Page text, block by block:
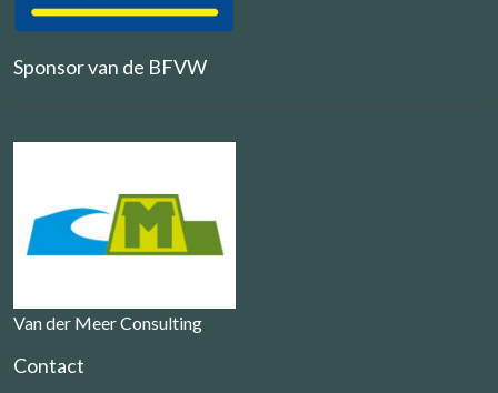
Sponsor van de BFVW
Van der Meer Consulting
Contact